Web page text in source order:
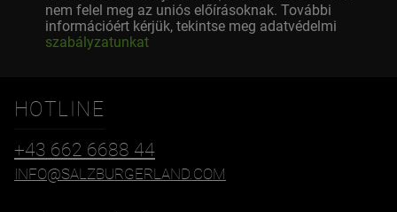
nem felel meg az uniós előírásoknak. További
információért kérjük, tekintse meg adatvédelmi
szabályzatunkat
HOTLINE
+43 662 6688 44
INFO@SALZBURGERLAND.COM